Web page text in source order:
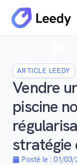
ARTICLE LEEDY
Vendre
piscine
stratégie
Posté le : 01/03/